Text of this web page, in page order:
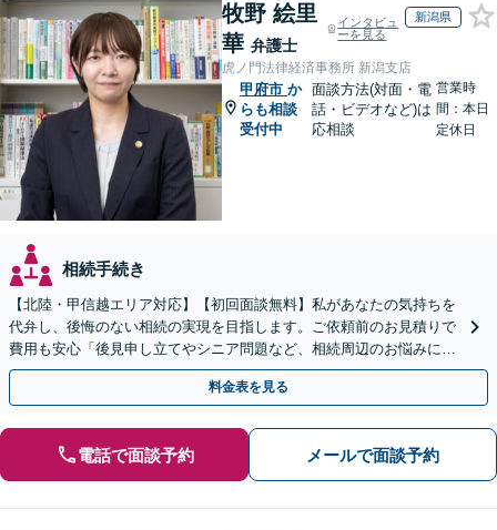
牧野 絵里
華 弁護士
インタビュ
ーを見る
新潟県
虎ノ門法律経済事務所 新潟支店
甲府市 か
らも相談
受付中
面談方法(対面・電
話・ビデオなど)は
応相談
営業時
間：本日
定休日
相続手続き
【北陸・甲信越エリア対応】【初回面談無料】私があなたの気持ちを
代弁し、後悔のない相続の実現を目指します。ご依頼前のお見積りで
費用も安心「後見申し立てやシニア問題など、相続周辺のお悩みにも
対処可能」【WEB面談対応】
料金表を見る
電話で面談予約 メールで面談予約